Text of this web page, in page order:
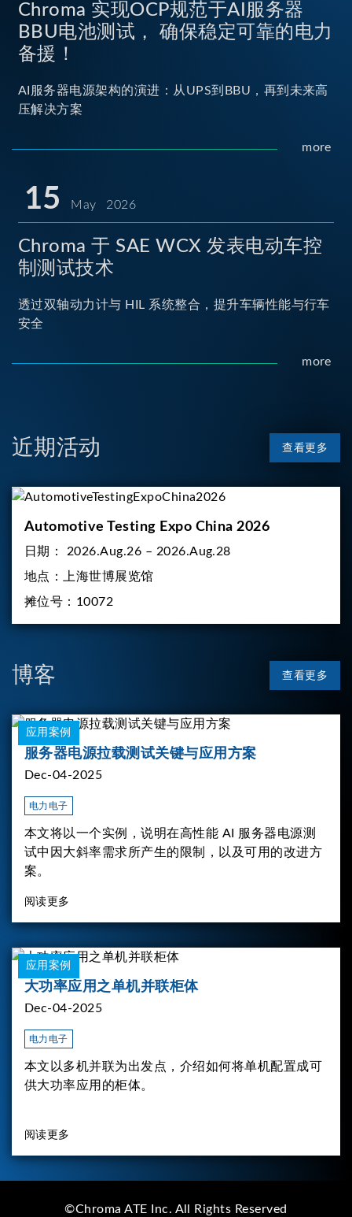
Chroma 实现OCP规范于AI服务器
BBU电池测试， 确保稳定可靠的电力
备援！
AI服务器电源架构的演进：从UPS到BBU，再到未来高
压解决方案
more
15 May 2026
Chroma 于 SAE WCX 发表电动车控
制测试技术
透过双轴动力计与 HIL 系统整合，提升车辆性能与行车
安全
more
近期活动 查看更多
Automotive Testing Expo China 2026
日期：
2026.Aug.26 – 2026.Aug.28
地点：
上海世博展览馆
摊位号： 10072
博客 查看更多
应用案例
服务器电源拉载测试关键与应用方案
Dec-04-2025
电力电子
本文将以一个实例，说明在高性能 AI 服务器电源测
试中因大斜率需求所产生的限制，以及可用的改进方
案。
阅读更多
应用案例
大功率应用之单机并联柜体
Dec-04-2025
电力电子
本文以多机并联为出发点，介绍如何将单机配置成可
供大功率应用的柜体。
阅读更多
©Chroma ATE Inc. All Rights Reserved